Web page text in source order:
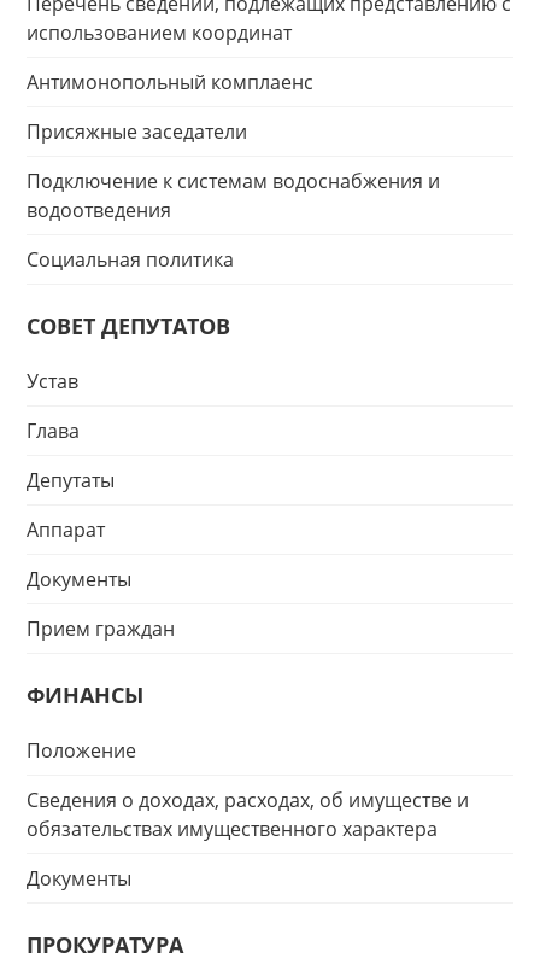
использованием координат
Антимонопольный комплаенс
Присяжные заседатели
Подключение к системам водоснабжения и
водоотведения
Социальная политика
СОВЕТ ДЕПУТАТОВ
Устав
Глава
Депутаты
Аппарат
Документы
Прием граждан
ФИНАНСЫ
Положение
Сведения о доходах, расходах, об имуществе и
обязательствах имущественного характера
Документы
ПРОКУРАТУРА